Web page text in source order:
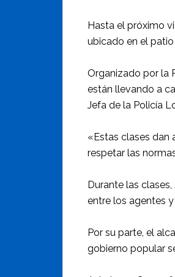
Hasta el próximo
ubicado en el
Organizado por la
están llevando a
Jefa de la Policía
«Estas clases dan
respetar las
Durante las
entre los agentes
Por su parte, el
gobierno popular